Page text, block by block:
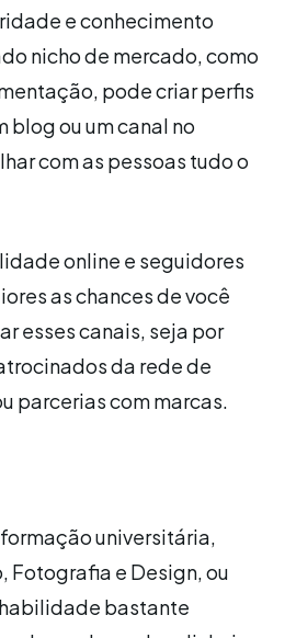
e conhecimento
nicho de mercado, como
pode criar perfis
blog ou um canal no
com as pessoas tudo o
online e seguidores
as chances de você
esses canais, seja por
da rede de
parcerias com marcas.
universitária,
Fotografia e Design, ou
bastante